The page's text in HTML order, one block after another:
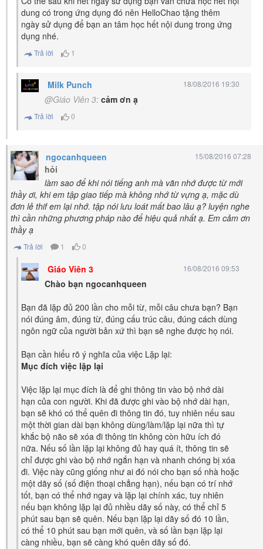
dung có trong ứng dụng đó nên HelloChao tặng thêm
ngày sử dụng để bạn an tâm học hết nội dung trong ứng
dụng nhé.
Trả lời 1
Milk Punch 18/08/2016 19:30
@Giáo Viên 3: cảm ơn ạ
Trả lời 0
ngocanhqueen 15/08/2016 07:28
hỏi
làm sao để khi nói tiếng anh mà vãn nhớ được từ mới
thầy ơi, khi em tập giao tiếp mà không nhớ từ vựng ạ, mặc dù
đơn lẻ thif em lại nhớ. tập nói lưu loát mất bao lâu ạ? luyện nghe
thì cần những phương pháp nào để hiệu quả nhất ạ. Em cảm ơn
thầy ạ
Trả lời 1 0
Giáo Viên 3 16/08/2016 09:53
Chào bạn ngocanhqueen
Bạn đã lặp đủ 200 lần cho mỗi từ, mỗi câu chưa bạn? Bạn
nói đúng âm, đúng từ, đúng cấu trúc câu, đúng cách dùng
ngôn ngữ của người bản xứ thì bạn sẽ nghe được họ nói.
Bạn cần hiểu rõ ý nghĩa của việc Lặp lại:
Mục đích việc lặp lại
Việc lặp lại mục đích là để ghi thông tin vào bộ nhớ dài
hạn của con người. Khi đã được ghi vào bộ nhớ dài hạn,
bạn sẽ khó có thể quên đi thông tin đó, tuy nhiên nếu sau
một thời gian dài bạn không dùng/làm/lặp lại nữa thì tự
khắc bộ não sẽ xóa đi thông tin không còn hữu ích đó
nữa. Nếu số lần lặp lại không đủ hay quá ít, thông tin sẽ
chỉ được ghi vào bộ nhớ ngắn hạn và nhanh chóng bị xóa
đi. Việc này cũng giống như ai đó nói cho bạn số nhà hoặc
một dãy số (số điện thoại chẳng hạn), nếu bạn có trí nhớ
tốt, bạn có thể nhớ ngay và lặp lại chính xác, tuy nhiên
nếu bạn không lặp lại đủ nhiều dãy số này, có thể chỉ 5
phút sau bạn sẽ quên. Nếu bạn lặp lại dãy số đó 10 lần,
có thể 10 phút sau bạn mới quên, và số lần bạn lặp lại
càng nhiều, bạn sẽ càng khó quên dãy số đó.